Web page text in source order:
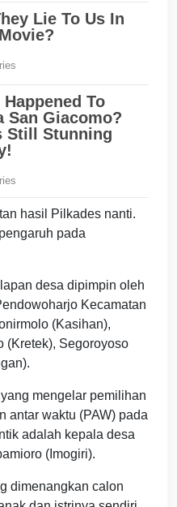
hasil Pilkades nanti.
pada
desa dipimpin oleh
Kecamatan
(Kasihan),
(Kretek), Segoroyoso
mengelar pemilihan
antar waktu (PAW) pada
adalah kepala desa
(Imogiri).
dimenangkan calon